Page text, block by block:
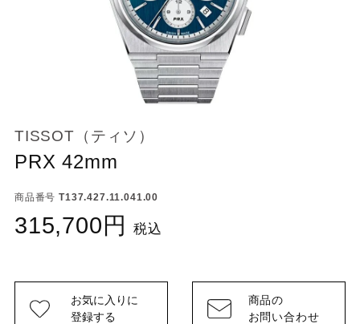
TISSOT（ティソ）
PRX 42mm
商品番号 T137.427.11.041.00
315,700 税込
お気に入りに
登録する
商品の
お問い合わせ